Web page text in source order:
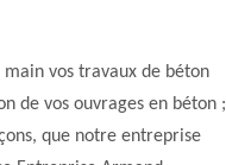
vos travaux de béton
de vos ouvrages en béton ;
que notre entreprise